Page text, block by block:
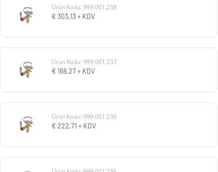
Ürün Kodu: 999.001.238
€ 303,13+ KDV
Ürün Kodu: 999.001.237
€ 168,27+ KDV
Ürün Kodu: 999.001.236
€ 222,71 + KDV